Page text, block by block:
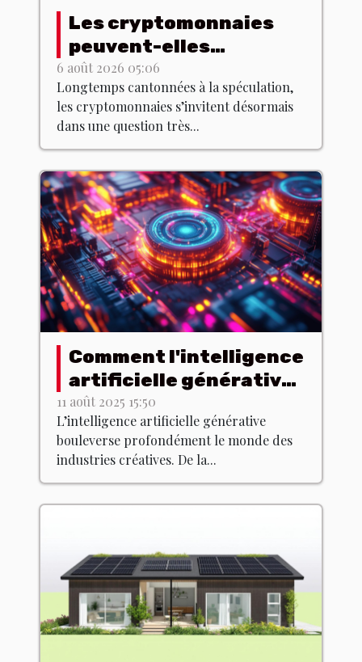
Les cryptomonnaies
peuvent-elles
révolutionner l’achat
immobilier ?
6 août 2026 05:06
Longtemps cantonnées à la spéculation,
les cryptomonnaies s’invitent désormais
dans une question très...
Comment l'intelligence
artificielle générative
transforme-t-elle les
industries créatives ?
11 août 2025 15:50
L’intelligence artificielle générative
bouleverse profondément le monde des
industries créatives. De la...